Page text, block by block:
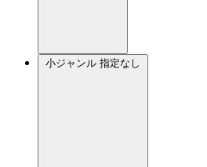
小ジャンル 指定なし